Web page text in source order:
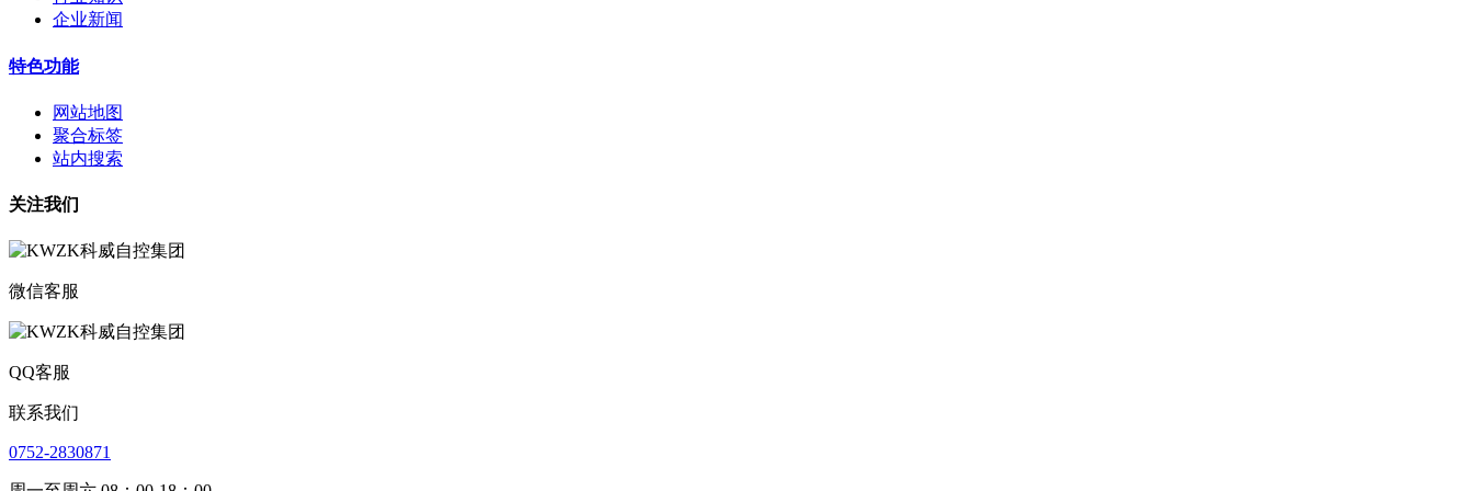
企业新闻
特色功能
网站地图
聚合标签
站内搜索
关注我们
微信客服
QQ客服
联系我们
0752-2830871